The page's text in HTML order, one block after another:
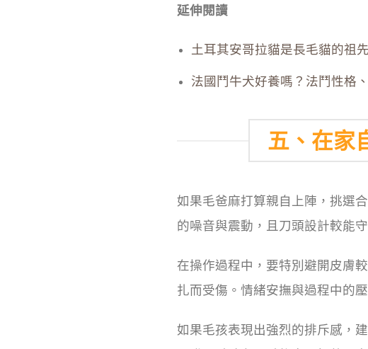
延伸閱讀
土耳其安哥拉貓是長毛貓的祖
法國鬥牛犬好養嗎？法鬥性格
五、在家
如果毛爸麻打算親自上陣，挑選
的噪音與震動，且刀頭設計較能
在操作過程中，要特別避開皮膚
扎而受傷。情緒安撫與過程中的
如果毛孩表現出強烈的排斥感，